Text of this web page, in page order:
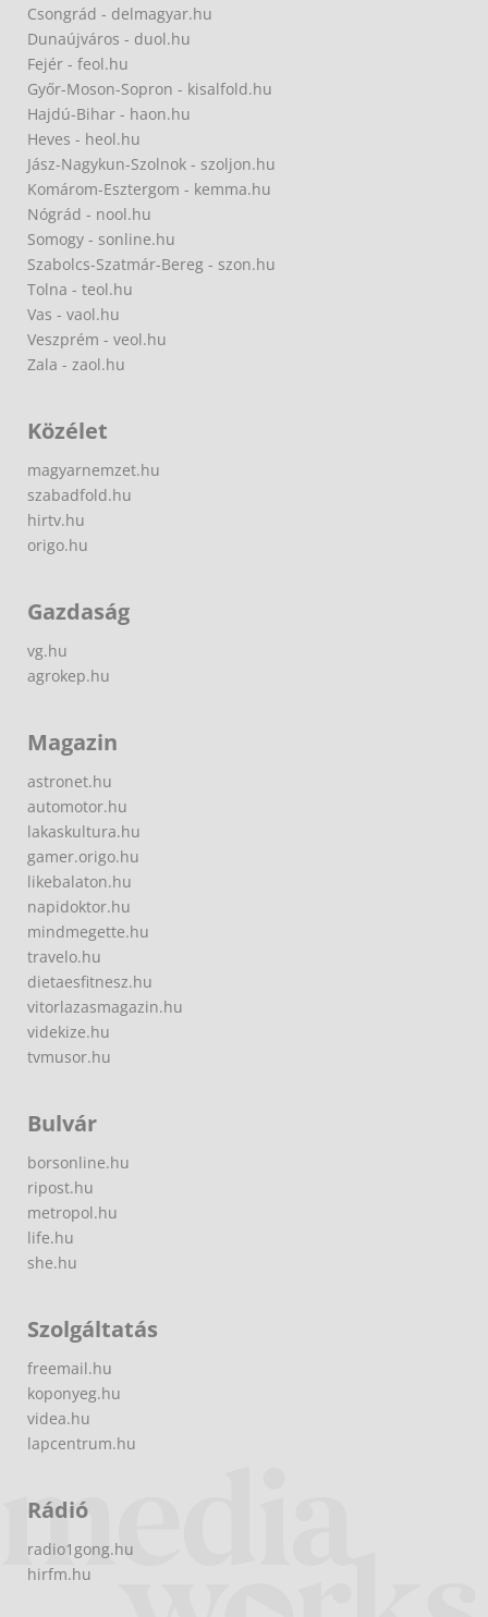
Csongrád - delmagyar.hu
Dunaújváros - duol.hu
Fejér - feol.hu
Győr-Moson-Sopron - kisalfold.hu
Hajdú-Bihar - haon.hu
Heves - heol.hu
Jász-Nagykun-Szolnok - szoljon.hu
Komárom-Esztergom - kemma.hu
Nógrád - nool.hu
Somogy - sonline.hu
Szabolcs-Szatmár-Bereg - szon.hu
Tolna - teol.hu
Vas - vaol.hu
Veszprém - veol.hu
Zala - zaol.hu
Közélet
magyarnemzet.hu
szabadfold.hu
hirtv.hu
origo.hu
Gazdaság
vg.hu
agrokep.hu
Magazin
astronet.hu
automotor.hu
lakaskultura.hu
gamer.origo.hu
likebalaton.hu
napidoktor.hu
mindmegette.hu
travelo.hu
dietaesfitnesz.hu
vitorlazasmagazin.hu
videkize.hu
tvmusor.hu
Bulvár
borsonline.hu
ripost.hu
metropol.hu
life.hu
she.hu
Szolgáltatás
freemail.hu
koponyeg.hu
videa.hu
lapcentrum.hu
Rádió
radio1gong.hu
hirfm.hu